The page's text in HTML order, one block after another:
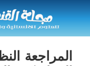
المراجعة